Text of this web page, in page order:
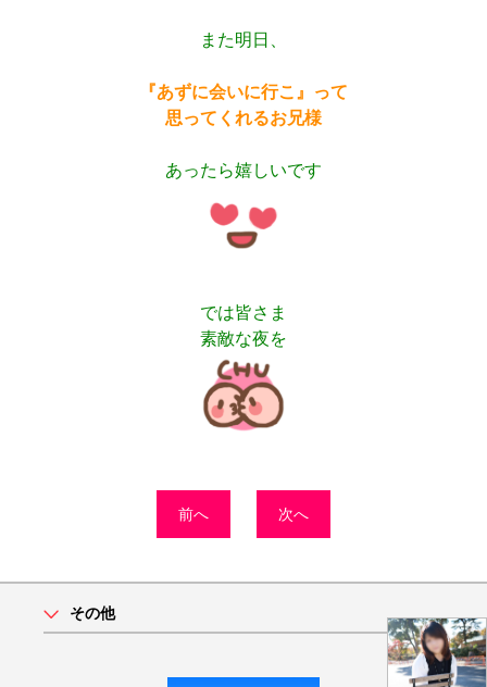
また明日、
『あずに会いに行こ』って
思ってくれるお兄様
あったら嬉しいです
では皆さま
素敵な夜を
前へ 次へ
その他